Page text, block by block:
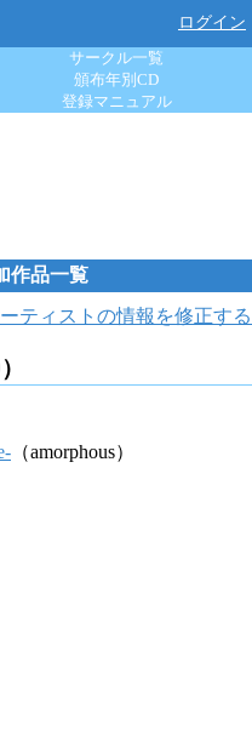
ログイン
サークル一覧
頒布年別CD
登録マニュアル
作品一覧
ティストの情報を修正する
（amorphous）